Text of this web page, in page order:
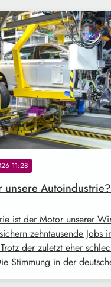
11:28
unsere Autoindustrie?
ist der Motor unserer
zehntausende Jobs
der zuletzt eher
Stimmung in der